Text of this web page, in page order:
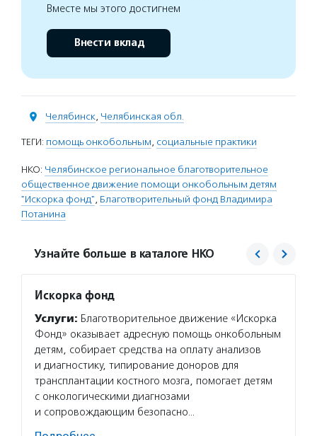
Вместе мы этого достигнем
Внести вклад
Челябинск, Челябинская обл.
ТЕГИ: помощь онкобольным, социальные практики
НКО: Челябинское региональное благотворительное
общественное движение помощи онкобольным детям
"Искорка фонд", Благотворительный фонд Владимира
Потанина
Узнайте больше в каталоге НКО
Искорка фонд
Услуги: Благотворительное движение «Искорка
Фонд» оказывает адресную помощь онкобольным
детям, собирает средства на оплату анализов
и диагностику, типирование доноров для
трансплантации костного мозга, помогает детям
с онкологическими диагнозами
и сопровождающим безопасно…